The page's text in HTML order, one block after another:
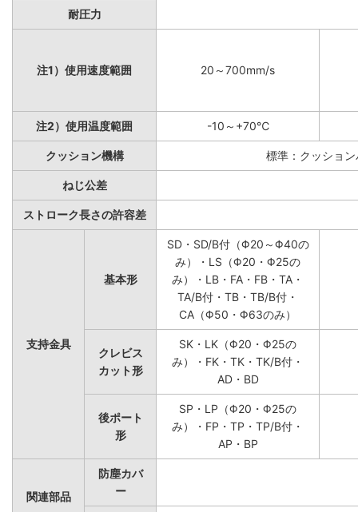
耐圧力
注1）使用速度範囲 20～700mm/s
注2）使用温度範囲 -10～+70℃
クッション機構 標準：クッショ
ねじ公差
ストローク長さの許容差
支持金具
基本形
SD・SD/B付（Φ20～Φ40の
み）・LS（Φ20・Φ25の
み）・LB・FA・FB・TA・
TA/B付・TB・TB/B付・
CA（Φ50・Φ63のみ）
クレビス
カット形
SK・LK（Φ20・Φ25の
み）・FK・TK・TK/B付・
AD・BD
後ポート
形
SP・LP（Φ20・Φ25の
み）・FP・TP・TP/B付・
AP・BP
関連部品
防塵カバ
ー